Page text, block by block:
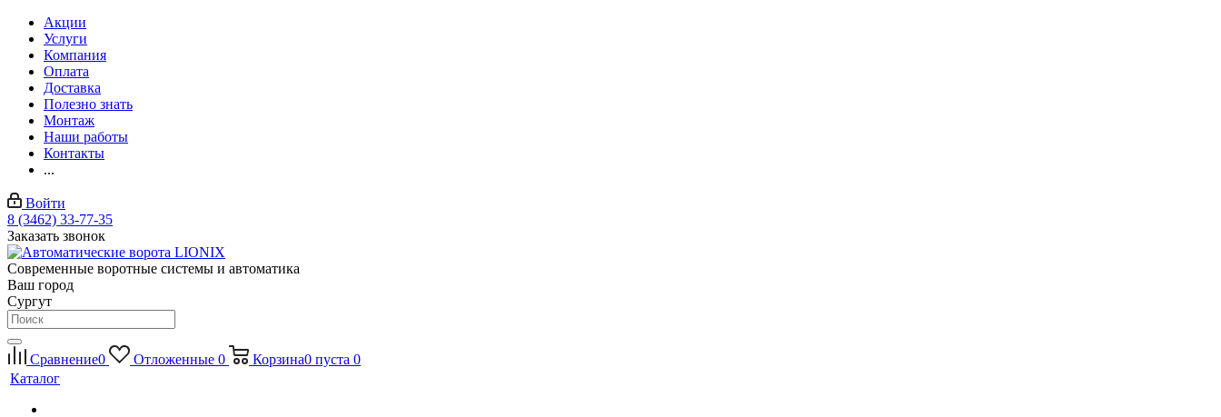
Акции
Услуги
Компания
Оплата
Доставка
Полезно знать
Монтаж
Наши работы
Контакты
...
Войти
8 (3462) 33-77-35
Заказать звонок
Современные воротные системы и автоматика
Ваш город
Сургут
Сравнение0 Отложенные 0 Корзина0 пуста 0
Каталог